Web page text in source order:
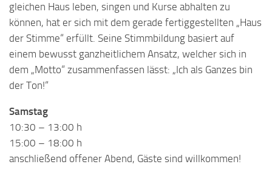
gleichen Haus leben, singen und Kurse abhalten zu
können, hat er sich mit dem gerade fertiggestellten „Haus
der Stimme“ erfüllt. Seine Stimmbildung basiert auf
einem bewusst ganzheitlichem Ansatz, welcher sich in
dem „Motto“ zusammenfassen lässt: „Ich als Ganzes bin
der Ton!“
Samstag
10:30 – 13:00 h
15:00 – 18:00 h
anschließend offener Abend, Gäste sind willkommen!